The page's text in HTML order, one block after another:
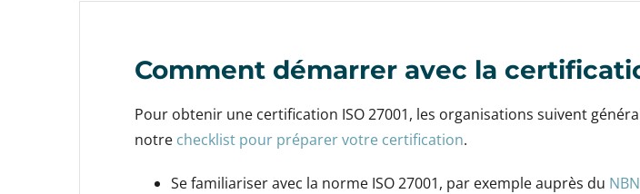
Comment démarrer avec la
Pour obtenir une certification ISO 27001, les organisations suivent
notre checklist pour préparer votre certification.
Se familiariser avec la norme ISO 27001, par exemple auprès du